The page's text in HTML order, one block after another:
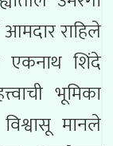
आमदार राहिले
एकनाथ शिंदे
भूमिका
मानले